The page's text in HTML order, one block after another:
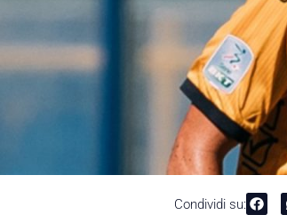
Condividi su: